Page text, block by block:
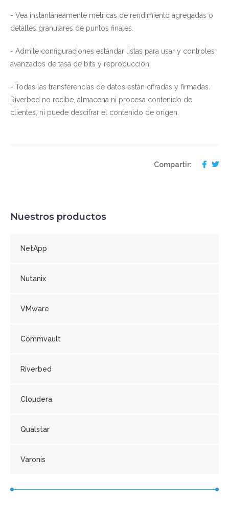
- Vea instantáneamente métricas de rendimiento agregadas o
detalles granulares de puntos finales.
- Admite configuraciones estándar listas para usar y controles
avanzados de tasa de bits y reproducción.
- Todas las transferencias de datos están cifradas y firmadas.
Riverbed no recibe, almacena ni procesa contenido de
clientes, ni puede descifrar el contenido de origen.
Compartir:
Nuestros productos
NetApp
Nutanix
VMware
Commvault
Riverbed
Cloudera
Qualstar
Varonis